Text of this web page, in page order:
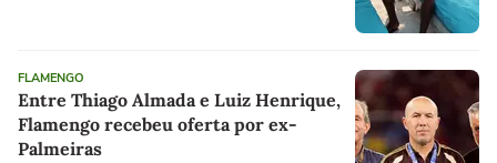
FLAMENGO
Entre Thiago Almada e Luiz Henrique,
Flamengo recebeu oferta por ex-
Palmeiras